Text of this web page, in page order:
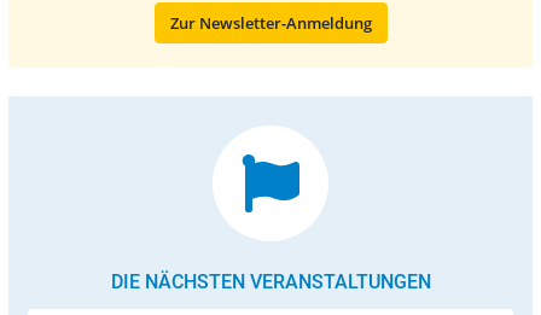
Zur Newsletter-Anmeldung
DIE NÄCHSTEN VERANSTALTUNGEN